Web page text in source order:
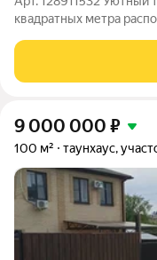
квадратных метра
огорожена забором. К
залита площадка для
9 000 000 ₽
100 м² таунхаус,